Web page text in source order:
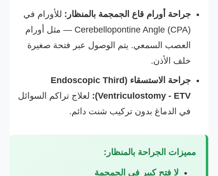
جراحة أورام قاع الجمجمة بالمنظار: للأورام في
Cerebellopontine Angle (CPA) — مثل أورام
العصب السمعي. يتم الوصول عبر فتحة صغيرة
خلف الأذن.
جراحة الاستسقاء (Endoscopic Third
Ventriculostomy - ETV):
لعلاج تراكم السوائل
في الدماغ بدون تركيب شنت دائم.
مميزات الجراحة بالمنظار:
لا فتح كبير في الجمجمة